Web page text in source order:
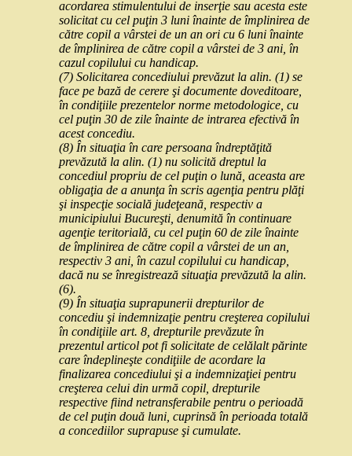
acordarea stimulentului de inserţie sau acesta este
solicitat cu cel puţin 3 luni înainte de împlinirea de
către copil a vârstei de un an ori cu 6 luni înainte
de împlinirea de către copil a vârstei de 3 ani, în
cazul copilului cu handicap.
(7) Solicitarea concediului prevăzut la alin. (1) se
face pe bază de cerere şi documente doveditoare,
în condiţiile prezentelor norme metodologice, cu
cel puţin 30 de zile înainte de intrarea efectivă în
acest concediu.
(8) În situaţia în care persoana îndreptăţită
prevăzută la alin. (1) nu solicită dreptul la
concediul propriu de cel puţin o lună, aceasta are
obligaţia de a anunţa în scris agenţia pentru plăţi
şi inspecţie socială judeţeană, respectiv a
municipiului Bucureşti, denumită în continuare
agenţie teritorială, cu cel puţin 60 de zile înainte
de împlinirea de către copil a vârstei de un an,
respectiv 3 ani, în cazul copilului cu handicap,
dacă nu se înregistrează situaţia prevăzută la alin.
(6).
(9) În situaţia suprapunerii drepturilor de
concediu şi indemnizaţie pentru creşterea copilului
în condiţiile art. 8, drepturile prevăzute în
prezentul articol pot fi solicitate de celălalt părinte
care îndeplineşte condiţiile de acordare la
finalizarea concediului şi a indemnizaţiei pentru
creşterea celui din urmă copil, drepturile
respective fiind netransferabile pentru o perioadă
de cel puţin două luni, cuprinsă în perioada totală
a concediilor suprapuse şi cumulate.